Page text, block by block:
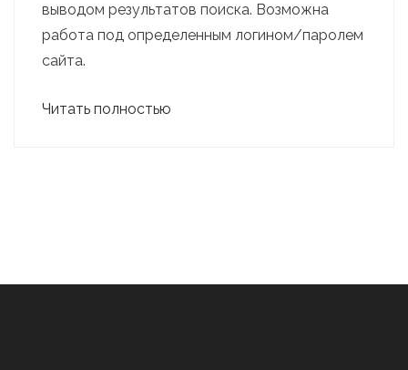
выводом результатов поиска. Возможна
работа под определенным логином/паролем
сайта.
Читать полностью